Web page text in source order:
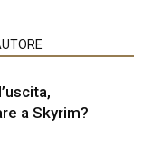
a Skyrim?